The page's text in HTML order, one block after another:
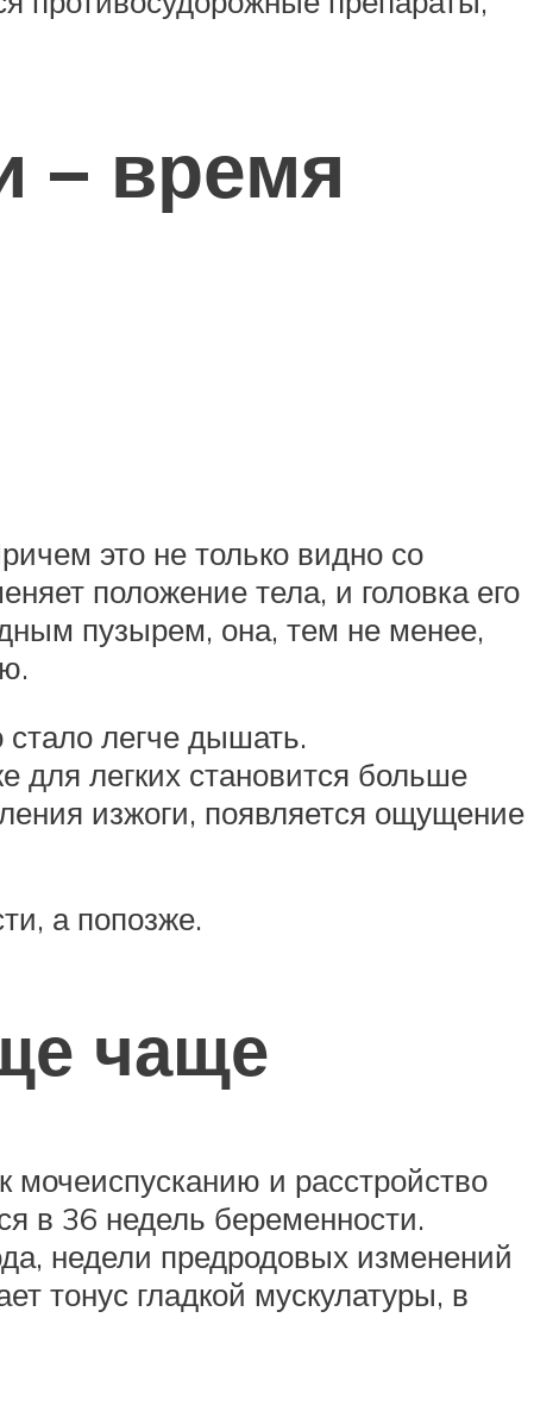
– время
это не только видно со
положение тела, и головка его
пузырем, она, тем не менее,
легче дышать.
легких становится больше
изжоги, появляется ощущение
а попозже.
чаще
и расстройство
в 36 недель беременности.
недели предродовых изменений
тонус гладкой мускулатуры, в